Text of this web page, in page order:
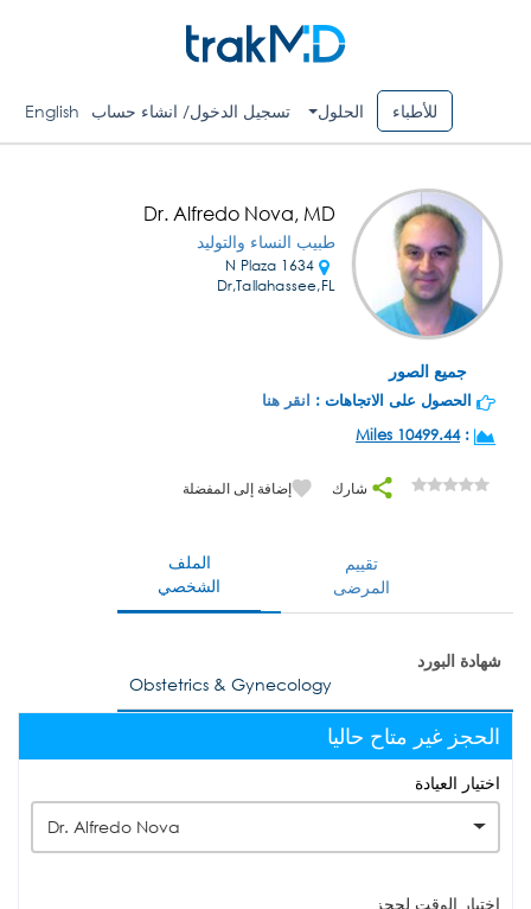
للأطباء الحلول تسجيل الدخول/ انشاء حساب English
جميع الصور
Dr. Alfredo Nova, MD
طبيب النساء والتوليد
1634 N Plaza
Dr,Tallahassee,FL
الحصول على الاتجاهات : انقر هنا
:
10499.44 Miles
شارك إضافة إلى المفضلة
الملف
الشخصي
تقييم
المرضى
شهادة البورد
Obstetrics & Gynecology
الحجز غير متاح حاليا
اختيار العيادة
Dr. Alfredo Nova
اختيار الوقت لحجز